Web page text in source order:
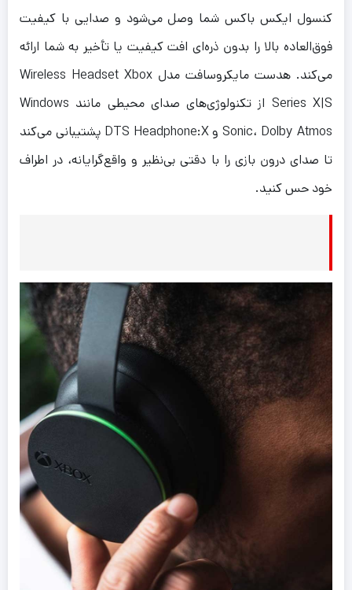
کنسول ایکس باکس شما وصل می‌شود و صدایی با کیفیت
فوق‌العاده بالا را بدون ذره‌ای افت کیفیت یا تأخیر به شما ارائه
می‌کند. هدست مایکروسافت مدل Wireless Headset Xbox
Series X|S از تکنولوژی‌های صدای محیطی مانند Windows
Sonic، Dolby Atmos و DTS Headphone:X پشتیبانی می‌کند
تا صدای درون بازی را با دقتی بی‌نظیر و واقع‌گرایانه، در اطراف
خود حس کنید.